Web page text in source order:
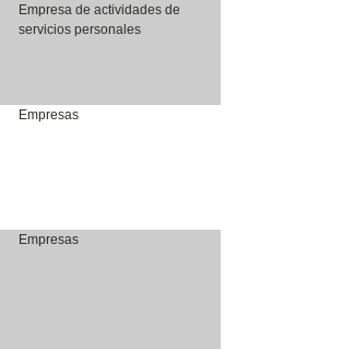
Empresa de actividades de
servicios personales
Empresas
Empresas